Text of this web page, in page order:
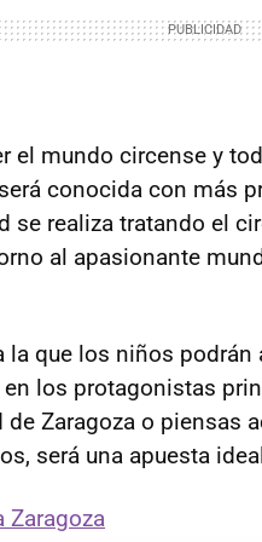
el mundo circense y
conocida con más
se realiza tratando el
al apasionante
que los niños podrán
los protagonistas
Zaragoza o piensas
será una apuesta
Zaragoza